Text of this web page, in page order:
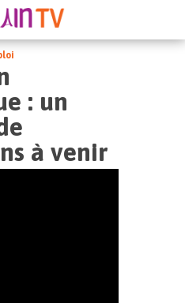
: un
à venir